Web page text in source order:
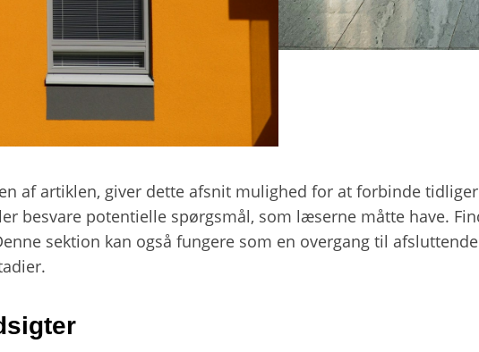
af artiklen, giver dette afsnit mulighed for at forbinde
besvare potentielle spørgsmål, som læserne måtte have.
sektion kan også fungere som en overgang til